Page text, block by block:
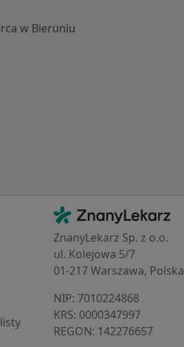
w Bieruniu
Kontakt
ZnanyLekarz - Strona główna
ZnanyLekarz Sp. z o.o.
ul. Kolejowa 5/7
01-217 Warszawa, Polska
NIP: ⁠7010224868
KRS: ⁠0000347997
REGON: ⁠142276657